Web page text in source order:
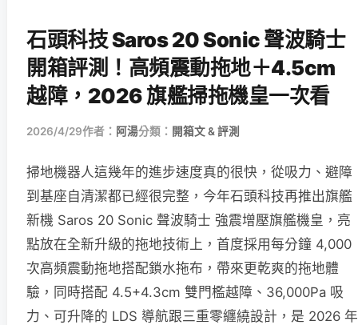
石頭科技 Saros 20 Sonic 聲波騎士
開箱評測！高頻震動拖地＋4.5cm
越障，2026 旗艦掃拖機皇一次看
2026/4/29作者： 阿湯分類： 開箱文 & 評測
掃地機器人這幾年的進步速度真的很快，從吸力、避障
到基座自清潔都已經很完整，今年石頭科技再推出旗艦
新機 Saros 20 Sonic 聲波騎士 強震增壓旗艦機皇，亮
點放在全新升級的拖地技術上，首度採用每分鐘 4,000
次高頻震動拖地搭配鎖水拖布，帶來更乾爽的拖地體
驗，同時搭配 4.5+4.3cm 雙門檻越障、36,000Pa 吸
力、可升降的 LDS 導航跟三重零纏繞設計，是 2026 年